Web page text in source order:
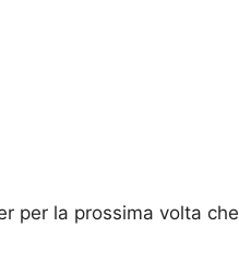
per la prossima volta che